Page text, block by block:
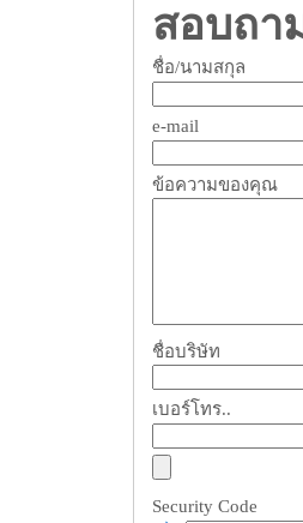
สอบถา
ชื่อ/นามสกุล
e-mail
ข้อความของคุณ
ชื่อบริษัท
เบอร์โทร..
Security Code